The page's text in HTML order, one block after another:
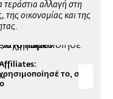
αλλαγή στη
οικονομίας και της
το, στο